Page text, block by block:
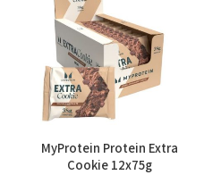
למוצר זה יש מספר סוגים. ניתן לבחור את האפשרויות בעמוד המוצר
MyProtein Protein Extra
Cookie 12x75g